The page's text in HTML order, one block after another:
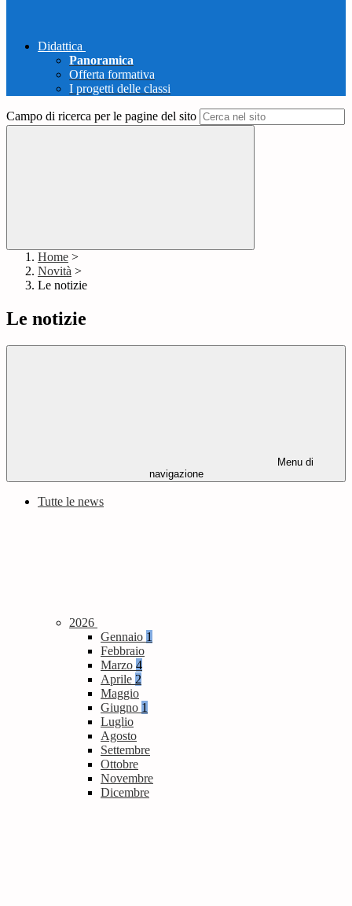
Didattica
Panoramica
Offerta formativa
I progetti delle classi
Campo di ricerca per le pagine del sito
Home >
Novità >
Le notizie
Le notizie
Menu di
navigazione
Tutte le news
2026
Gennaio 1
Febbraio
Marzo 4
Aprile 2
Maggio
Giugno 1
Luglio
Agosto
Settembre
Ottobre
Novembre
Dicembre